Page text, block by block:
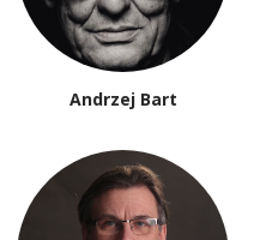
Andrzej Bart